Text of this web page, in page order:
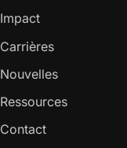
Impact
Carrières
Nouvelles
Ressources
Contact